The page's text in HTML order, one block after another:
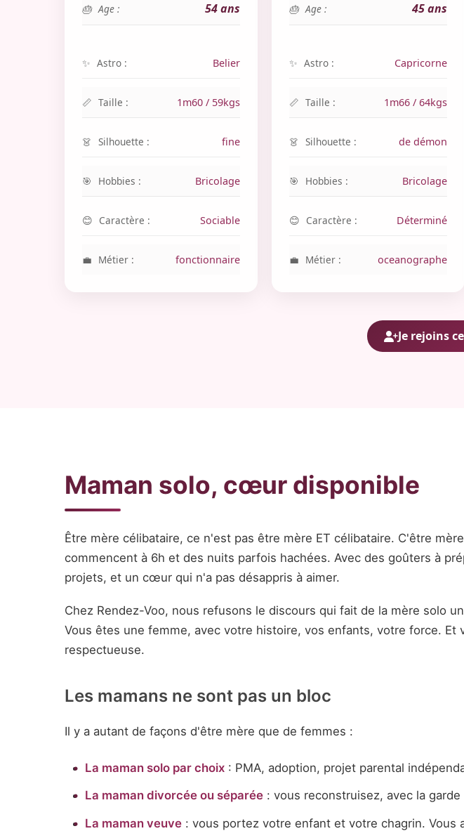
Age : 54 ans
Astro : Belier
Taille : 1m60 / 59kgs
Silhouette : fine
Hobbies : Bricolage
Caractère : Sociable
Métier : fonctionnaire
Age : 45 ans
Astro : Capricorne
Taille : 1m66 / 64kgs
Silhouette : de démon
Hobbies : Bricolage
Caractère : Déterminé
Métier : oceanographe
Je rejoins
Maman solo, cœur disponible
Être mère célibataire, ce n'est pas être mère ET célibataire. C'être mère
commencent à 6h et des nuits parfois hachées. Avec des goûters à
projets, et un cœur qui n'a pas désappris à aimer.
Chez Rendez-Voo, nous refusons le discours qui fait de la mère solo
Vous êtes une femme, avec votre histoire, vos enfants, votre force.
respectueuse.
Les mamans ne sont pas un bloc
Il y a autant de façons d'être mère que de femmes :
La maman solo par choix: PMA, adoption, projet parental
La maman divorcée ou séparée: vous reconstruisez, avec la
La maman veuve: vous portez votre enfant et votre chagrin. Vous